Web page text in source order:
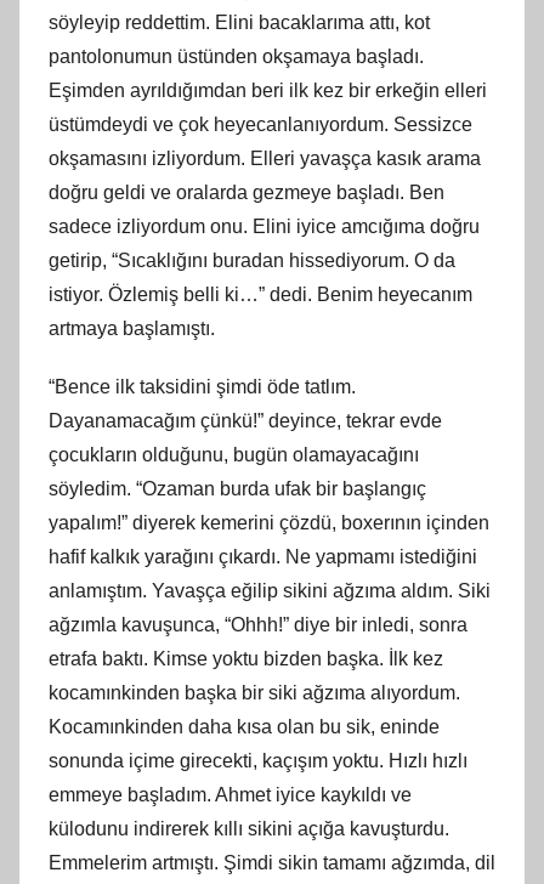
söyleyip reddettim. Elini bacaklarıma attı, kot
pantolonumun üstünden okşamaya başladı.
Eşimden ayrıldığımdan beri ilk kez bir erkeğin elleri
üstümdeydi ve çok heyecanlanıyordum. Sessizce
okşamasını izliyordum. Elleri yavaşça kasık arama
doğru geldi ve oralarda gezmeye başladı. Ben
sadece izliyordum onu. Elini iyice amcığıma doğru
getirip, “Sıcaklığını buradan hissediyorum. O da
istiyor. Özlemiş belli ki…” dedi. Benim heyecanım
artmaya başlamıştı.
“Bence ilk taksidini şimdi öde tatlım.
Dayanamacağım çünkü!” deyince, tekrar evde
çocukların olduğunu, bugün olamayacağını
söyledim. “Ozaman burda ufak bir başlangıç
yapalım!” diyerek kemerini çözdü, boxerının içinden
hafif kalkık yarağını çıkardı. Ne yapmamı istediğini
anlamıştım. Yavaşça eğilip sikini ağzıma aldım. Siki
ağzımla kavuşunca, “Ohhh!” diye bir inledi, sonra
etrafa baktı. Kimse yoktu bizden başka. İlk kez
kocamınkinden başka bir siki ağzıma alıyordum.
Kocamınkinden daha kısa olan bu sik, eninde
sonunda içime girecekti, kaçışım yoktu. Hızlı hızlı
emmeye başladım. Ahmet iyice kaykıldı ve
külodunu indirerek kıllı sikini açığa kavuşturdu.
Emmelerim artmıştı. Şimdi sikin tamamı ağzımda, dil